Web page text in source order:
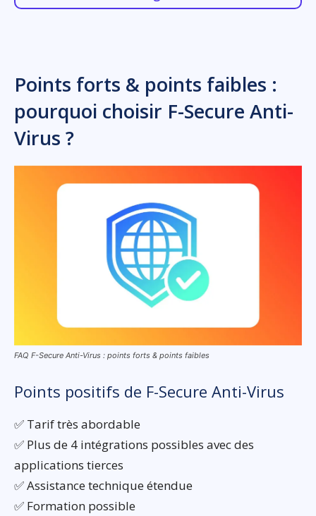
Points forts & points faibles :
pourquoi choisir F-Secure Anti-
Virus ?
FAQ F-Secure Anti-Virus : points forts & points faibles
Points positifs de F-Secure Anti-Virus
✅ Tarif très abordable
✅ Plus de 4 intégrations possibles avec des
applications tierces
✅ Assistance technique étendue
✅ Formation possible